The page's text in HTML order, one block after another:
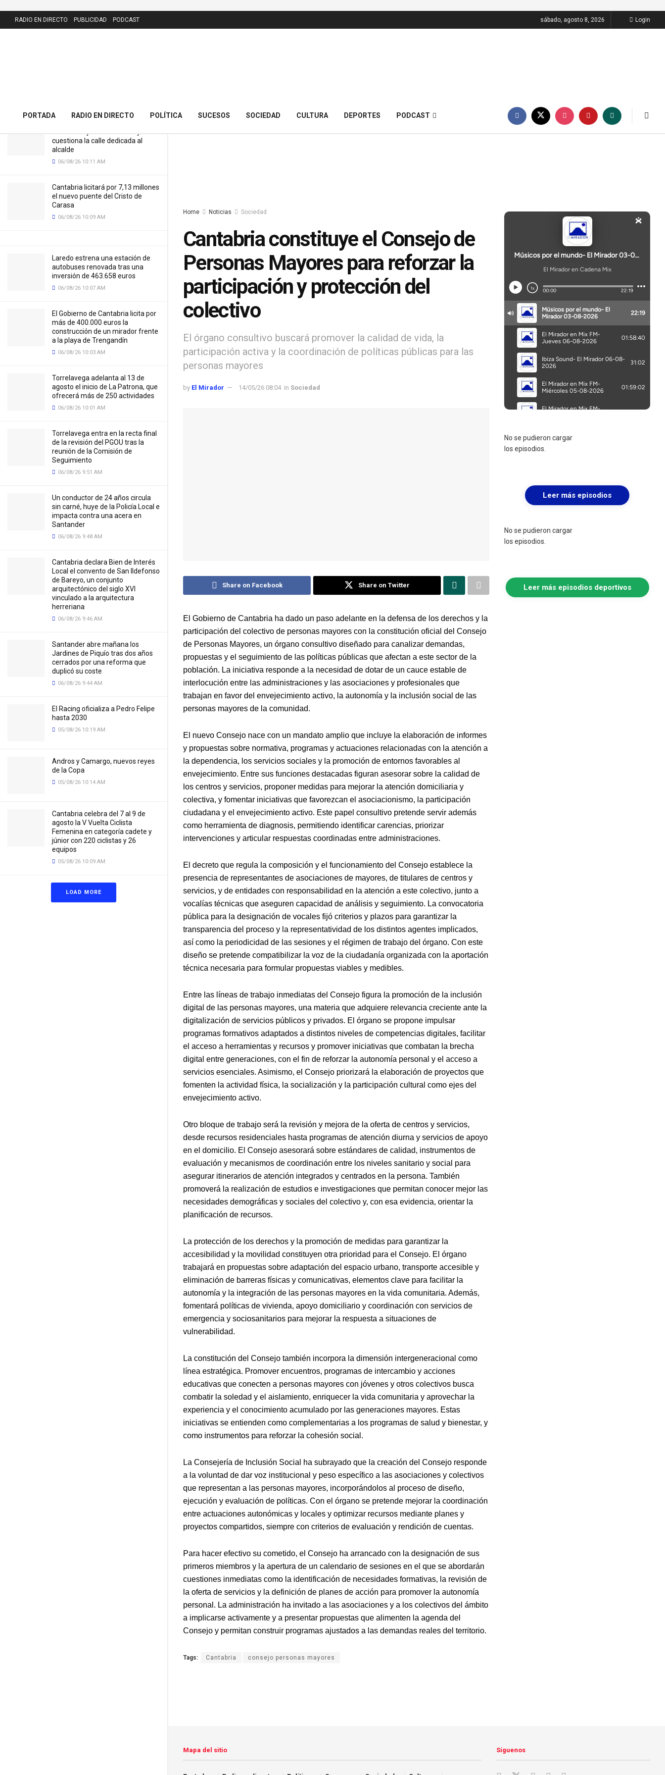
cuestiona la calle dedicada al
alcalde
06/08/26 10:11 AM
Cantabria licitará por 7,13 millones
el nuevo puente del Cristo de
Carasa
06/08/26 10:09 AM
Laredo estrena una estación de
autobuses renovada tras una
inversión de 463.658 euros
06/08/26 10:07 AM
El Gobierno de Cantabria licita por
más de 400.000 euros la
construcción de un mirador frente
a la playa de Trengandín
06/08/26 10:03 AM
Torrelavega adelanta al 13 de
agosto el inicio de La Patrona, que
ofrecerá más de 250 actividades
06/08/26 10:01 AM
Torrelavega entra en la recta final
de la revisión del PGOU tras la
reunión de la Comisión de
Seguimiento
06/08/26 9:51 AM
Un conductor de 24 años circula
sin carné, huye de la Policía Local e
impacta contra una acera en
Santander
06/08/26 9:48 AM
Cantabria declara Bien de Interés
Local el convento de San Ildefonso
de Bareyo, un conjunto
arquitectónico del siglo XVI
vinculado a la arquitectura
herreriana
06/08/26 9:46 AM
Santander abre mañana los
Jardines de Piquío tras dos años
cerrados por una reforma que
duplicó su coste
06/08/26 9:44 AM
El Racing oficializa a Pedro Felipe
hasta 2030
05/08/26 10:19 AM
Andros y Camargo, nuevos reyes
de la Copa
05/08/26 10:14 AM
Cantabria celebra del 7 al 9 de
agosto la V Vuelta Ciclista
Femenina en categoría cadete y
júnior con 220 ciclistas y 26
equipos
05/08/26 10:09 AM
LOAD MORE
RADIO EN DIRECTO PUBLICIDAD PODCAST sábado, agosto 8, 2026 Login
PORTADA RADIO EN DIRECTO POLÍTICA SUCESOS SOCIEDAD CULTURA DEPORTES PODCAST
Home Noticias Sociedad
Cantabria constituye el Consejo de
Personas Mayores para reforzar la
participación y protección del
colectivo
El órgano consultivo buscará promover la calidad de vida, la
participación activa y la coordinación de políticas públicas para las
personas mayores
by El Mirador 14/05/26 08:04 in Sociedad
Share on Facebook Share on Twitter
El Gobierno de Cantabria ha dado un paso adelante en la defensa de los derechos y la
participación del colectivo de personas mayores con la constitución oficial del Consejo
de Personas Mayores, un órgano consultivo diseñado para canalizar demandas,
propuestas y el seguimiento de las políticas públicas que afectan a este sector de la
población. La iniciativa responde a la necesidad de dotar de un cauce estable de
interlocución entre las administraciones y las asociaciones y profesionales que
trabajan en favor del envejecimiento activo, la autonomía y la inclusión social de las
personas mayores de la comunidad.
El nuevo Consejo nace con un mandato amplio que incluye la elaboración de informes
y propuestas sobre normativa, programas y actuaciones relacionadas con la atención a
la dependencia, los servicios sociales y la promoción de entornos favorables al
envejecimiento. Entre sus funciones destacadas figuran asesorar sobre la calidad de
los centros y servicios, proponer medidas para mejorar la atención domiciliaria y
colectiva, y fomentar iniciativas que favorezcan el asociacionismo, la participación
ciudadana y el envejecimiento activo. Este papel consultivo pretende servir además
como herramienta de diagnosis, permitiendo identificar carencias, priorizar
intervenciones y articular respuestas coordinadas entre administraciones.
El decreto que regula la composición y el funcionamiento del Consejo establece la
presencia de representantes de asociaciones de mayores, de titulares de centros y
servicios, y de entidades con responsabilidad en la atención a este colectivo, junto a
vocalías técnicas que aseguren capacidad de análisis y seguimiento. La convocatoria
pública para la designación de vocales fijó criterios y plazos para garantizar la
transparencia del proceso y la representatividad de los distintos agentes implicados,
así como la periodicidad de las sesiones y el régimen de trabajo del órgano. Con este
diseño se pretende compatibilizar la voz de la ciudadanía organizada con la aportación
técnica necesaria para formular propuestas viables y medibles.
Entre las líneas de trabajo inmediatas del Consejo figura la promoción de la inclusión
digital de las personas mayores, una materia que adquiere relevancia creciente ante la
digitalización de servicios públicos y privados. El órgano se propone impulsar
programas formativos adaptados a distintos niveles de competencias digitales, facilitar
el acceso a herramientas y recursos y promover iniciativas que combatan la brecha
digital entre generaciones, con el fin de reforzar la autonomía personal y el acceso a
servicios esenciales. Asimismo, el Consejo priorizará la elaboración de proyectos que
fomenten la actividad física, la socialización y la participación cultural como ejes del
envejecimiento activo.
Otro bloque de trabajo será la revisión y mejora de la oferta de centros y servicios,
desde recursos residenciales hasta programas de atención diurna y servicios de apoyo
en el domicilio. El Consejo asesorará sobre estándares de calidad, instrumentos de
evaluación y mecanismos de coordinación entre los niveles sanitario y social para
asegurar itinerarios de atención integrados y centrados en la persona. También
promoverá la realización de estudios e investigaciones que permitan conocer mejor las
necesidades demográficas y sociales del colectivo y, con esa evidencia, orientar la
planificación de recursos.
La protección de los derechos y la promoción de medidas para garantizar la
accesibilidad y la movilidad constituyen otra prioridad para el Consejo. El órgano
trabajará en propuestas sobre adaptación del espacio urbano, transporte accesible y
eliminación de barreras físicas y comunicativas, elementos clave para facilitar la
autonomía y la integración de las personas mayores en la vida comunitaria. Además,
fomentará políticas de vivienda, apoyo domiciliario y coordinación con servicios de
emergencia y sociosanitarios para mejorar la respuesta a situaciones de
vulnerabilidad.
La constitución del Consejo también incorpora la dimensión intergeneracional como
línea estratégica. Promover encuentros, programas de intercambio y acciones
educativas que conecten a personas mayores con jóvenes y otros colectivos busca
combatir la soledad y el aislamiento, enriquecer la vida comunitaria y aprovechar la
experiencia y el conocimiento acumulado por las generaciones mayores. Estas
iniciativas se entienden como complementarias a los programas de salud y bienestar, y
como instrumentos para reforzar la cohesión social.
La Consejería de Inclusión Social ha subrayado que la creación del Consejo responde
a la voluntad de dar voz institucional y peso específico a las asociaciones y colectivos
que representan a las personas mayores, incorporándolos al proceso de diseño,
ejecución y evaluación de políticas. Con el órgano se pretende mejorar la coordinación
entre actuaciones autonómicas y locales y optimizar recursos mediante planes y
proyectos compartidos, siempre con criterios de evaluación y rendición de cuentas.
Para hacer efectivo su cometido, el Consejo ha arrancado con la designación de sus
primeros miembros y la apertura de un calendario de sesiones en el que se abordarán
cuestiones inmediatas como la identificación de necesidades formativas, la revisión de
la oferta de servicios y la definición de planes de acción para promover la autonomía
personal. La administración ha invitado a las asociaciones y a los colectivos del ámbito
a implicarse activamente y a presentar propuestas que alimenten la agenda del
Consejo y permitan construir programas ajustados a las demandas reales del territorio.
Tags: Cantabria consejo personas mayores
No se pudieron cargar
los episodios.
Leer más episodios
No se pudieron cargar
los episodios.
Leer más episodios deportivos
Mapa del sitio Síguenos